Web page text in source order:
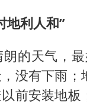
地利人和”
的天气，
没有下雨；
前安装地板